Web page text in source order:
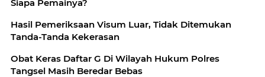
Siapa Pemainya?
Hasil Pemeriksaan Visum Luar, Tidak Ditemukan
Tanda-Tanda Kekerasan
Obat Keras Daftar G Di Wilayah Hukum Polres
Tangsel Masih Beredar Bebas